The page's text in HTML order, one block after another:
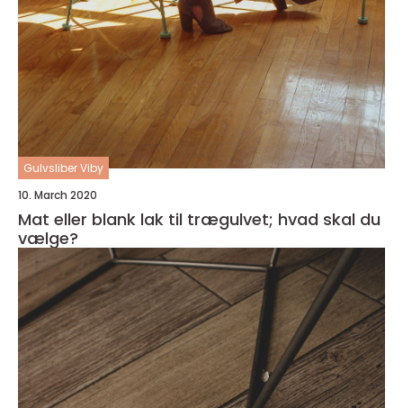
Gulvsliber Viby
10. March 2020
Mat eller blank lak til trægulvet; hvad skal du
vælge?